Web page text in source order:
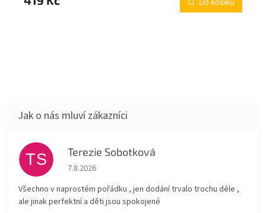
TS Terezie Sobotková
Hodnocení obchodu je 5 z 5 hvězdiček.
7.8.2026
Všechno v naprostém pořádku , jen dodání trvalo trochu déle ,
ale jinak perfektní a děti jsou spokojené